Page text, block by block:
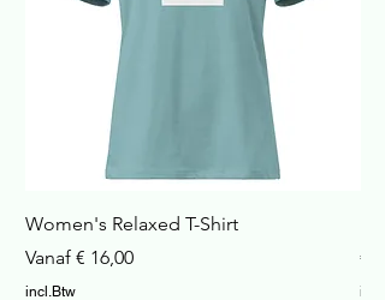
Women's Relaxed T-Shirt
Vanaf € 16,00
Verkoopprijs
incl.Btw
Prijs
€